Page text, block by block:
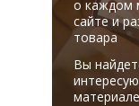
о каждом
сайте и
товара
Вы